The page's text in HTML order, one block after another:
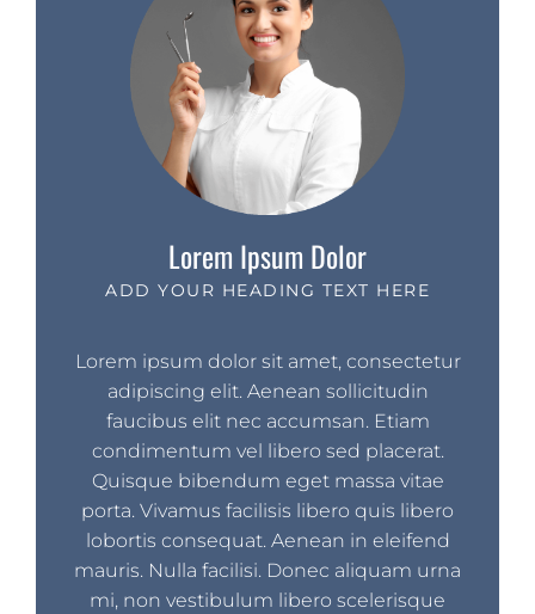
Lorem Ipsum Dolor
ADD YOUR HEADING TEXT HERE
Lorem ipsum dolor sit amet, consectetur
adipiscing elit. Aenean sollicitudin
faucibus elit nec accumsan. Etiam
condimentum vel libero sed placerat.
Quisque bibendum eget massa vitae
porta. Vivamus facilisis libero quis libero
lobortis consequat. Aenean in eleifend
mauris. Nulla facilisi. Donec aliquam urna
mi, non vestibulum libero scelerisque